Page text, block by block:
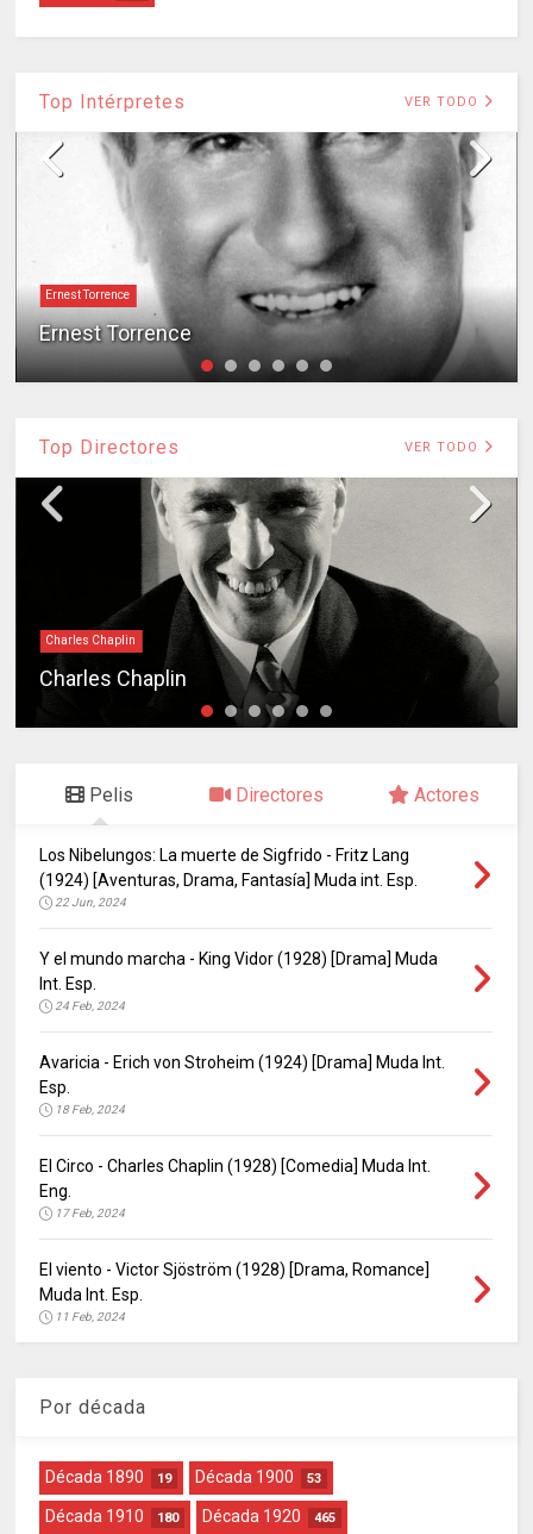
Top Intérpretes VER TODO
Ernest Torrence
Ernest Torrence
Top Directores VER TODO
Charles Chaplin
Charles Chaplin
Pelis Directores Actores
Los Nibelungos: La muerte de Sigfrido - Fritz Lang
(1924) [Aventuras, Drama, Fantasía] Muda int. Esp.
22 Jun, 2024
Y el mundo marcha - King Vidor (1928) [Drama] Muda
Int. Esp.
24 Feb, 2024
Avaricia - Erich von Stroheim (1924) [Drama] Muda Int.
Esp.
18 Feb, 2024
El Circo - Charles Chaplin (1928) [Comedia] Muda Int.
Eng.
17 Feb, 2024
El viento - Victor Sjöström (1928) [Drama, Romance]
Muda Int. Esp.
11 Feb, 2024
Por década
Década 1890 19 Década 1900 53
Década 1910 180 Década 1920 465